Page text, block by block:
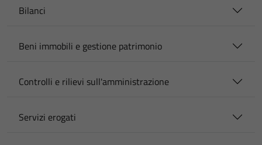
Bilanci
Beni immobili e gestione patrimonio
Controlli e rilievi sull'amministrazione
Servizi erogati